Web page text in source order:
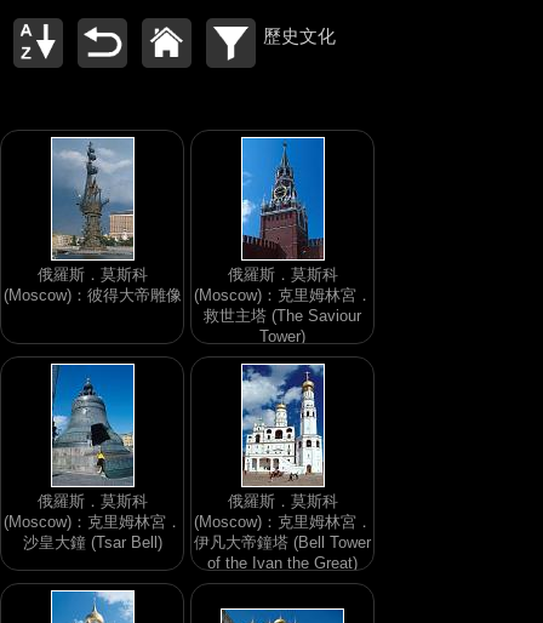
歷史文化
俄羅斯．莫斯科
(Moscow)：彼得大帝雕像
俄羅斯．莫斯科
(Moscow)：克里姆林宮．
救世主塔 (The Saviour
Tower)
俄羅斯．莫斯科
(Moscow)：克里姆林宮．
沙皇大鐘 (Tsar Bell)
俄羅斯．莫斯科
(Moscow)：克里姆林宮．
伊凡大帝鐘塔 (Bell Tower
of the Ivan the Great)